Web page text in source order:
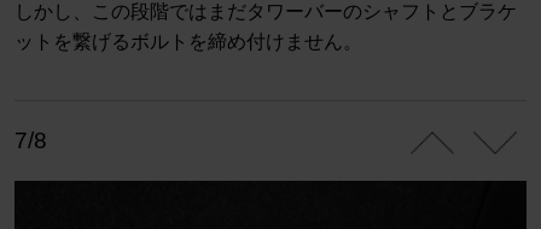
しかし、この段階ではまだタワーバーのシャフトとブラケ
ットを繋げるボルトを締め付けません。
7/8